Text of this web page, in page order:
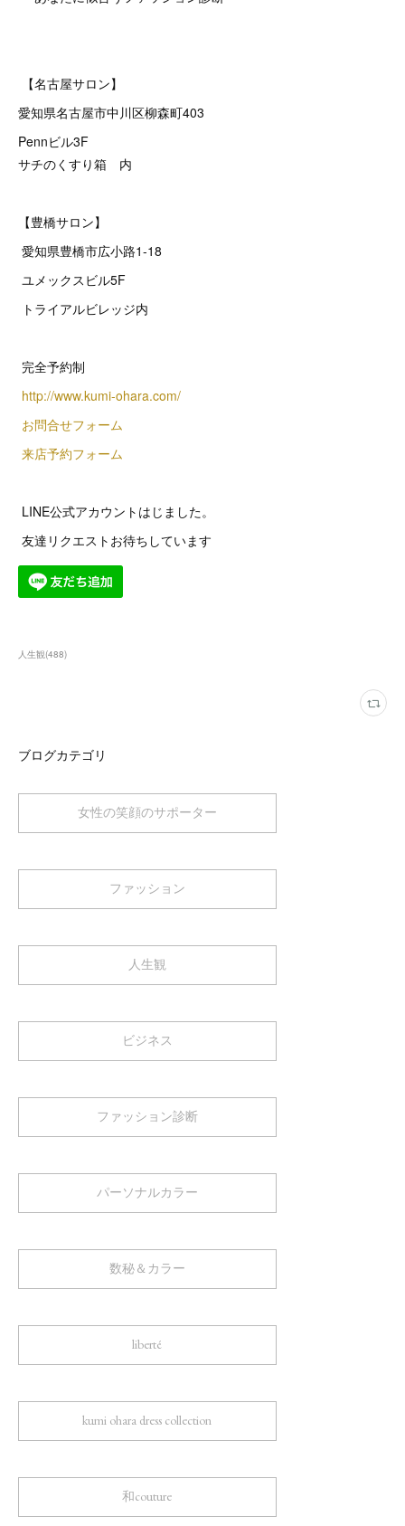
【名古屋サロン】
愛知県名古屋市中川区柳森町403
Pennビル3F
サチのくすり箱 内
【豊橋サロン】
愛知県豊橋市広小路1-18
ユメックスビル5F
トライアルビレッジ内
完全予約制
http://www.kumi-ohara.com/
お問合せフォーム
来店予約フォーム
LINE公式アカウントはじました。
友達リクエストお待ちしています
人生観(488)
ブログカテゴリ
女性の笑顔のサポーター
ファッション
人生観
ビジネス
ファッション診断
パーソナルカラー
数秘＆カラー
liberté
kumi ohara dress collection
和couture